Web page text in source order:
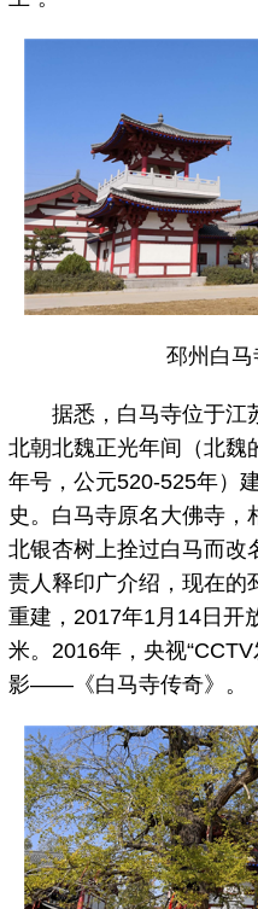
邳州白
据悉，白马寺位于江
北朝北魏正光年间（北魏
年号，公元520-525年）
史。白马寺原名大佛寺
北银杏树上拴过白马而改
责人释印广介绍，现在的
重建，2017年1月14日开
米。2016年，央视
影——《白马寺传奇》。